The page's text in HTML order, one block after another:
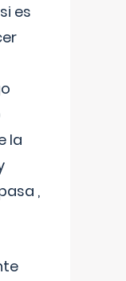
es
la
,